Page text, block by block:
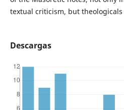
textual criticism, but theologicals
Descargas